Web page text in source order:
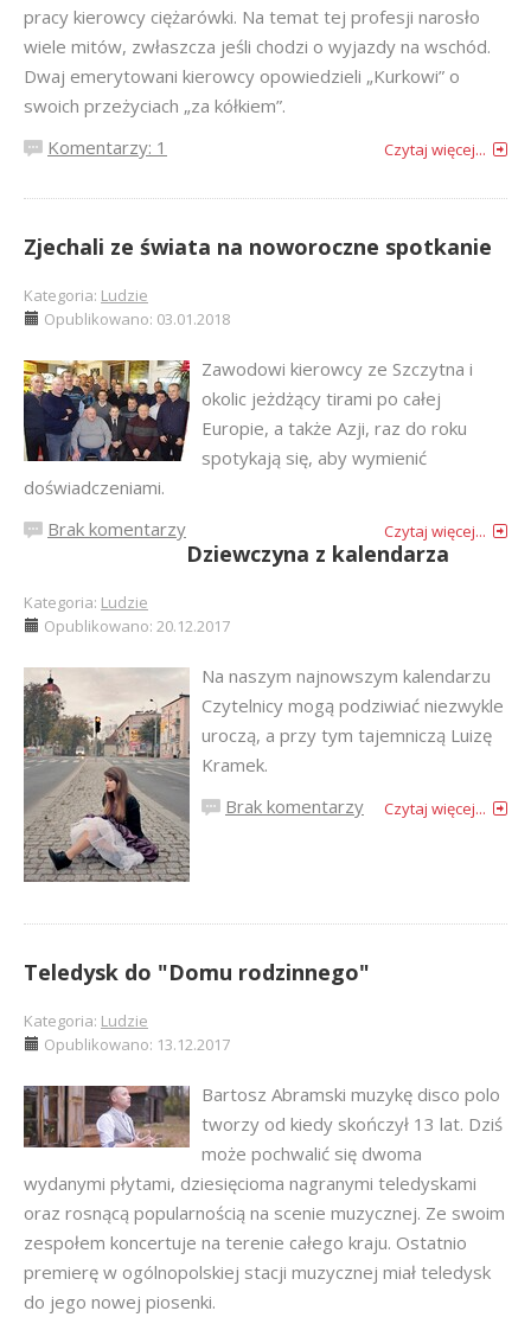
pracy kierowcy ciężarówki. Na temat tej profesji narosło
wiele mitów, zwłaszcza jeśli chodzi o wyjazdy na wschód.
Dwaj emerytowani kierowcy opowiedzieli „Kurkowi” o
swoich przeżyciach „za kółkiem”.
Komentarzy: 1
Czytaj więcej...
Zjechali ze świata na noworoczne spotkanie
Kategoria: Ludzie
Opublikowano: 03.01.2018
Zawodowi kierowcy ze Szczytna i
okolic jeżdżący tirami po całej
Europie, a także Azji, raz do roku
spotykają się, aby wymienić
doświadczeniami.
Brak komentarzy
Czytaj więcej...
Dziewczyna z kalendarza
Kategoria: Ludzie
Opublikowano: 20.12.2017
Na naszym najnowszym kalendarzu
Czytelnicy mogą podziwiać niezwykle
uroczą, a przy tym tajemniczą Luizę
Kramek.
Brak komentarzy
Czytaj więcej...
Teledysk do "Domu rodzinnego"
Kategoria: Ludzie
Opublikowano: 13.12.2017
Bartosz Abramski muzykę disco polo
tworzy od kiedy skończył 13 lat. Dziś
może pochwalić się dwoma
wydanymi płytami, dziesięcioma nagranymi teledyskami
oraz rosnącą popularnością na scenie muzycznej. Ze swoim
zespołem koncertuje na terenie całego kraju. Ostatnio
premierę w ogólnopolskiej stacji muzycznej miał teledysk
do jego nowej piosenki.